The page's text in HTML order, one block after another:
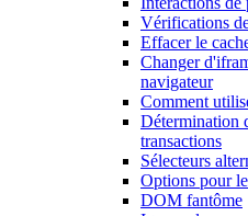
Vérifications
Effacer le
Changer
navigateur
Comment
Détermination
transactions
Sélecteurs
Options pour
DOM fantôme